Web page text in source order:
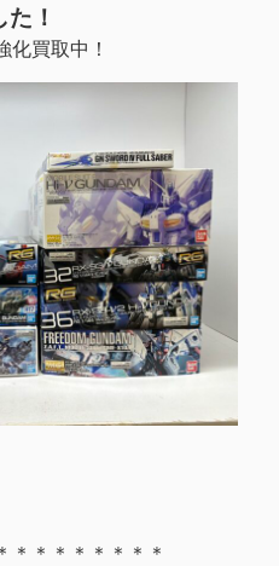
！
化買取中！
＊＊＊＊＊＊＊＊